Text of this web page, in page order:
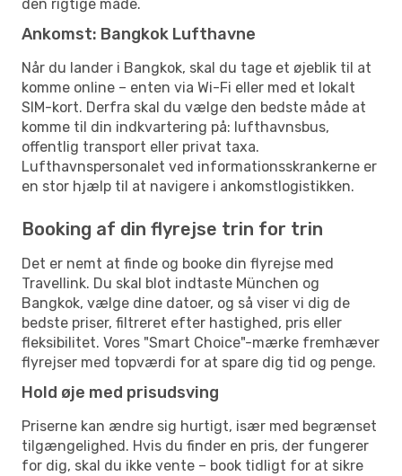
den rigtige måde.
Ankomst: Bangkok Lufthavne
Når du lander i Bangkok, skal du tage et øjeblik til at
komme online – enten via Wi-Fi eller med et lokalt
SIM-kort. Derfra skal du vælge den bedste måde at
komme til din indkvartering på: lufthavnsbus,
offentlig transport eller privat taxa.
Lufthavnspersonalet ved informationsskrankerne er
en stor hjælp til at navigere i ankomstlogistikken.
Booking af din flyrejse trin for trin
Det er nemt at finde og booke din flyrejse med
Travellink. Du skal blot indtaste München og
Bangkok, vælge dine datoer, og så viser vi dig de
bedste priser, filtreret efter hastighed, pris eller
fleksibilitet. Vores "Smart Choice"-mærke fremhæver
flyrejser med topværdi for at spare dig tid og penge.
Hold øje med prisudsving
Priserne kan ændre sig hurtigt, især med begrænset
tilgængelighed. Hvis du finder en pris, der fungerer
for dig, skal du ikke vente – book tidligt for at sikre